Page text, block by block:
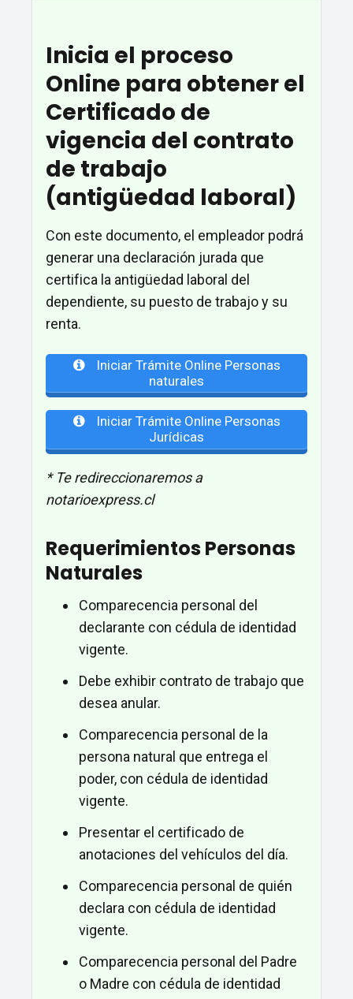
Inicia el proceso
Online para obtener el
Certificado de
vigencia del contrato
de trabajo
(antigüedad laboral)
Con este documento, el empleador podrá
generar una declaración jurada que
certifica la antigüedad laboral del
dependiente, su puesto de trabajo y su
renta.
Iniciar Trámite Online Personas
naturales
Iniciar Trámite Online Personas
Jurídicas
* Te redireccionaremos a
notarioexpress.cl
Requerimientos Personas
Naturales
Comparecencia personal del
declarante con cédula de identidad
vigente.
Debe exhibir contrato de trabajo que
desea anular.
Comparecencia personal de la
persona natural que entrega el
poder, con cédula de identidad
vigente.
Presentar el certificado de
anotaciones del vehículos del día.
Comparecencia personal de quién
declara con cédula de identidad
vigente.
Comparecencia personal del Padre
o Madre con cédula de identidad